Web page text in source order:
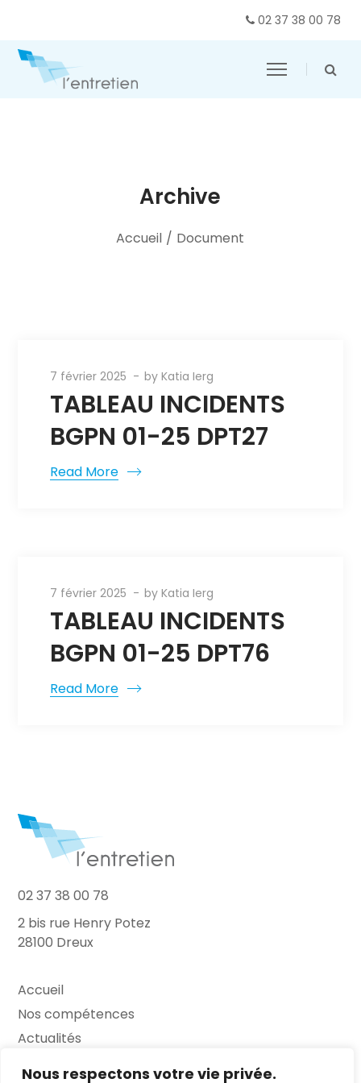
Nous respectons votre vie privée.
02 37 38 00 78
Archive
Accueil / Document
7 février 2025 byKatia Ierg
TABLEAU INCIDENTS
BGPN 01-25 DPT27
Read More
7 février 2025 byKatia Ierg
TABLEAU INCIDENTS
BGPN 01-25 DPT76
Read More
02 37 38 00 78
2 bis rue Henry Potez
28100 Dreux
Accueil
Nos compétences
Actualités